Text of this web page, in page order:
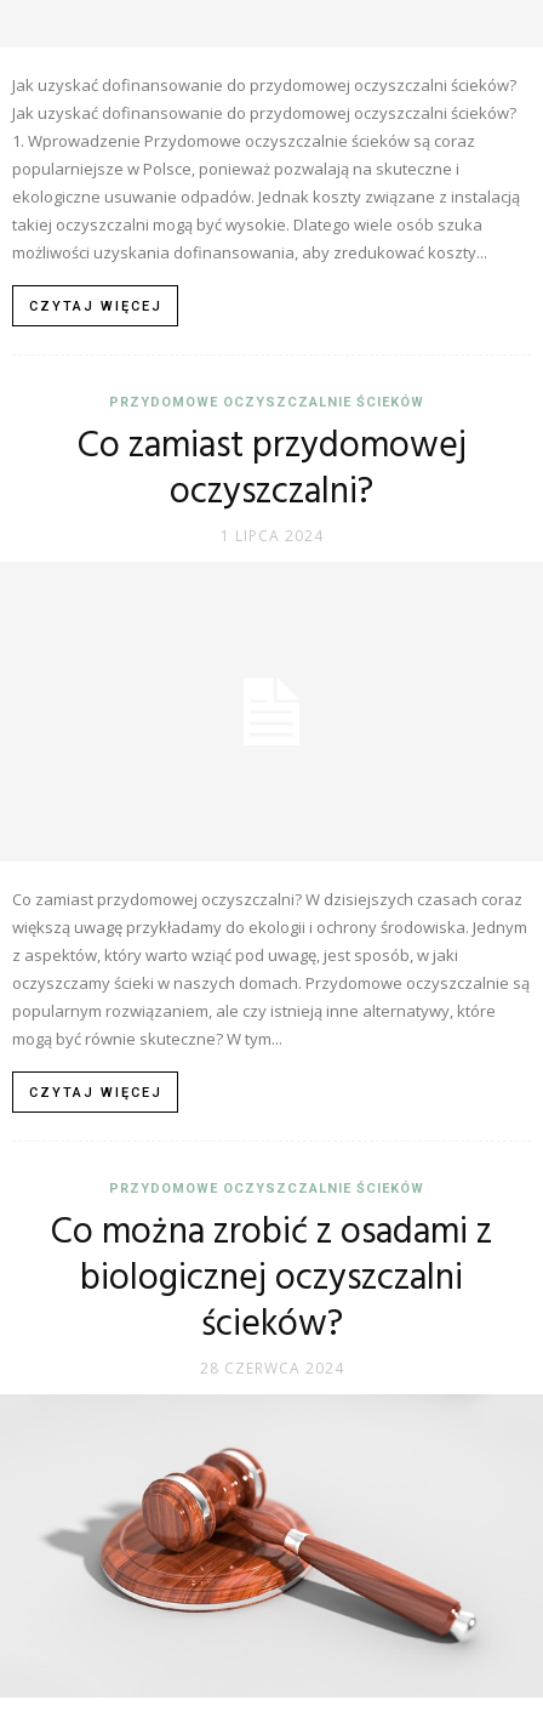
Jak uzyskać dofinansowanie do przydomowej oczyszczalni ścieków?
Jak uzyskać dofinansowanie do przydomowej oczyszczalni ścieków?
1. Wprowadzenie Przydomowe oczyszczalnie ścieków są coraz
popularniejsze w Polsce, ponieważ pozwalają na skuteczne i
ekologiczne usuwanie odpadów. Jednak koszty związane z instalacją
takiej oczyszczalni mogą być wysokie. Dlatego wiele osób szuka
możliwości uzyskania dofinansowania, aby zredukować koszty...
CZYTAJ WIĘCEJ
PRZYDOMOWE OCZYSZCZALNIE ŚCIEKÓW
Co zamiast przydomowej
oczyszczalni?
1 LIPCA 2024
Co zamiast przydomowej oczyszczalni? W dzisiejszych czasach coraz
większą uwagę przykładamy do ekologii i ochrony środowiska. Jednym
z aspektów, który warto wziąć pod uwagę, jest sposób, w jaki
oczyszczamy ścieki w naszych domach. Przydomowe oczyszczalnie są
popularnym rozwiązaniem, ale czy istnieją inne alternatywy, które
mogą być równie skuteczne? W tym...
CZYTAJ WIĘCEJ
PRZYDOMOWE OCZYSZCZALNIE ŚCIEKÓW
Co można zrobić z osadami z
biologicznej oczyszczalni
ścieków?
28 CZERWCA 2024